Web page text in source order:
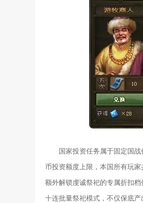
国家投资任务属于固定国
币投资额度上限，本国所有玩
额外解锁虔诚祭祀的专属折扣
十连批量祭祀模式，不仅保底